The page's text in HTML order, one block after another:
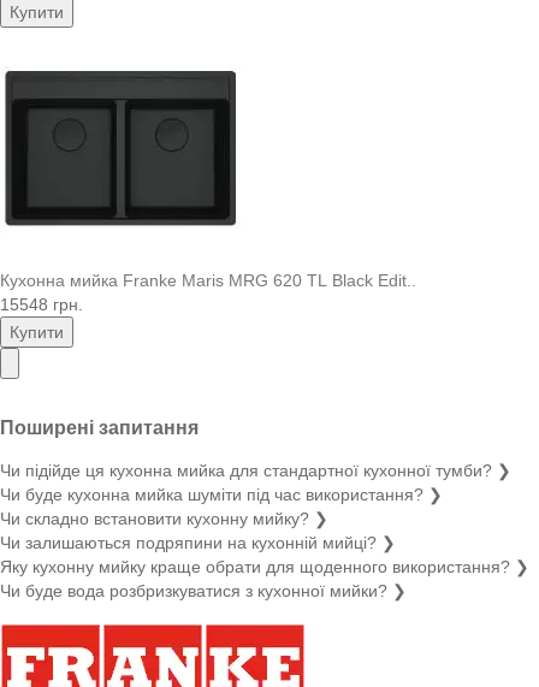
Купити
Кухонна мийка Franke Maris MRG 620 TL Black Edit..
15548 грн.
Купити
Поширені запитання
Чи підійде ця кухонна мийка для стандартної кухонної тумби? ❯
Чи буде кухонна мийка шуміти під час використання? ❯
Чи складно встановити кухонну мийку? ❯
Чи залишаються подряпини на кухонній мийці? ❯
Яку кухонну мийку краще обрати для щоденного використання? ❯
Чи буде вода розбризкуватися з кухонної мийки? ❯